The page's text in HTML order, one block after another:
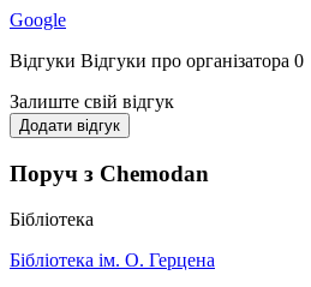
Google
Відгуки Відгуки про організатора 0
Залиште свій відгук
Додати відгук
Поруч з Chemodan
Бібліотека
Бібліотека ім. О. Герцена